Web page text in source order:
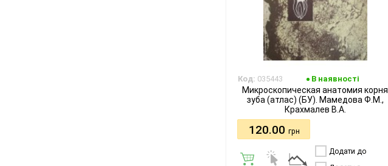
Код: 035443 В наявності
Микроскопическая анатомия корня
зуба (атлас) (БУ). Мамедова Ф.М.,
Крахмалев В.А.
120.00грн
Додати до
порівняння